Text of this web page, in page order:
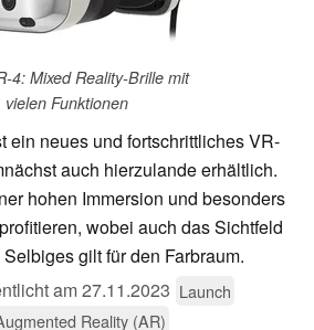
4: Mixed Reality-Brille mit
vielen Funktionen
ein neues und fortschrittliches VR-
auch hierzulande erhältlich.
hohen Immersion und besonders
wobei auch das Sichtfeld
gilt für den Farbraum.
am27.11.2023 Launch
Reality (AR)